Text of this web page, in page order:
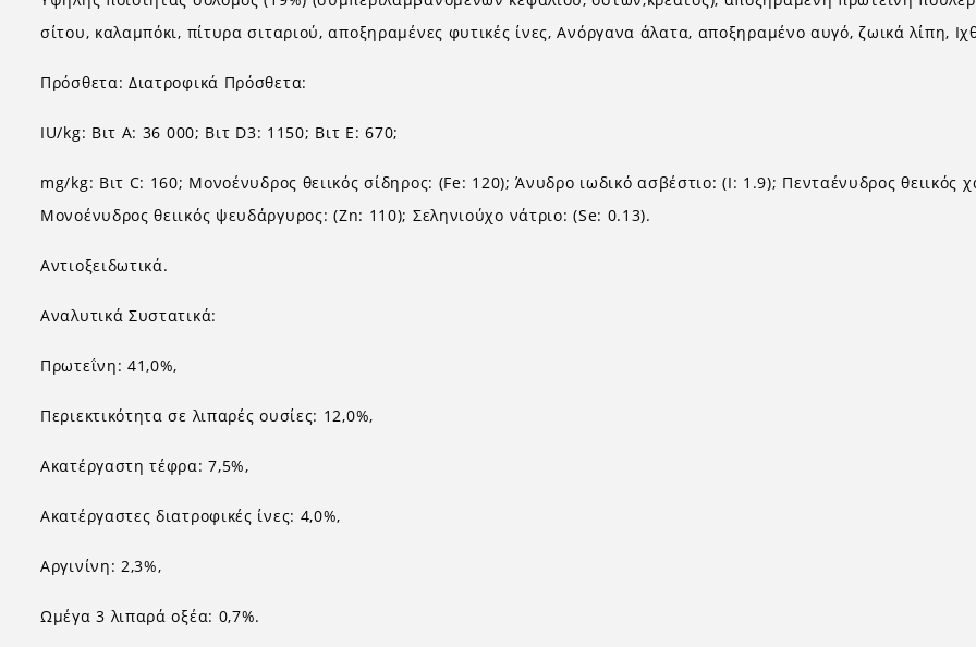
σίτου, καλαμπόκι, πίτυρα σιταριού, αποξηραμένες φυτικές ίνες, Ανόργανα άλατα, αποξηραμένο αυγό, ζωικά λίπη,
Πρόσθετα: Διατροφικά Πρόσθετα:
IU/kg: Βιτ Α: 36 000; Βιτ D3: 1150; Βιτ Ε: 670;
mg/kg: Βιτ C: 160; Μονοένυδρος θειικός σίδηρος: (Fe: 120); Άνυδρο ιωδικό ασβέστιο: (I: 1.9); Πενταένυδρος θειικός
Μονοένυδρος θειικός ψευδάργυρος: (Zn: 110); Σεληνιούχο νάτριο: (Se: 0.13).
Αντιοξειδωτικά.
Αναλυτικά Συστατικά:
Πρωτεΐνη: 41,0%,
Περιεκτικότητα σε λιπαρές ουσίες: 12,0%,
Ακατέργαστη τέφρα: 7,5%,
Ακατέργαστες διατροφικές ίνες: 4,0%,
Αργινίνη: 2,3%,
Ωμέγα 3 λιπαρά οξέα: 0,7%.